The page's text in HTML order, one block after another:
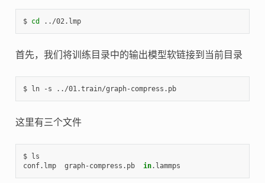
$ cd ../02.lmp
首先，我们将训练目录中的输出模型软链接到当前目录
$ ln -s ../01.train/graph-compress.pb
这里有三个文件
$ ls
conf.lmp  graph-compress.pb in